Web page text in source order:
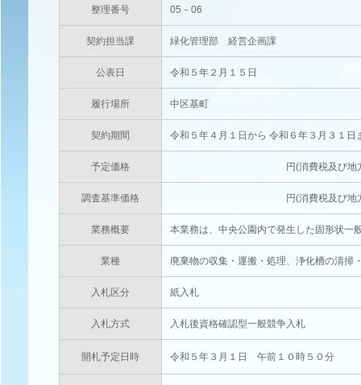
整理番号 05－06
契約担当課 緑化管理部 経営企画課
公表日 令和５年２月１５日
履行場所 中区基町
契約期間 令和５年４月１日から 令和６年３月３１日
予定価格 円(消費税及び地方消費税相
調査基準価格 円(消費税及び地方消費税相
業務概要 本業務は、中央公園内で発生した固形状一
業種 廃棄物の収集・運搬・処理、浄化槽の清掃
入札区分 紙入札
入札方式 入札後資格確認型一般競争入札
開札予定日時 令和５年３月１日 午前１０時５０分